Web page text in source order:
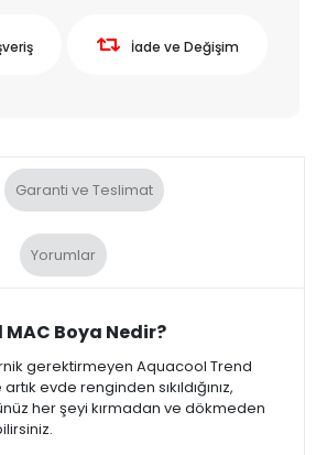
İade ve Değişim
Garanti ve Teslimat
Yorumlar
Boya Nedir?
gerektirmeyen Aquacool Trend
evde renginden sıkıldığınız,
her şeyi kırmadan ve dökmeden